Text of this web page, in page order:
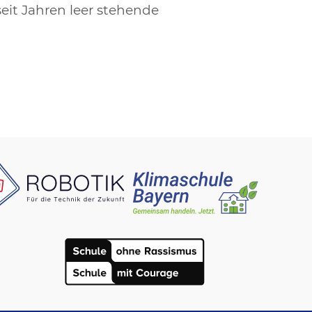
Jahren leer stehende